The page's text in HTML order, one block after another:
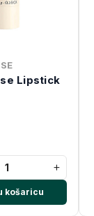
Lipstick
+
košaricu